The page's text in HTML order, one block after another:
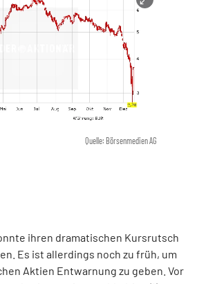
Quelle: Börsenmedien AG
ihren dramatischen Kursrutsch
Es ist allerdings noch zu früh, um
Aktien Entwarnung zu geben. Vor